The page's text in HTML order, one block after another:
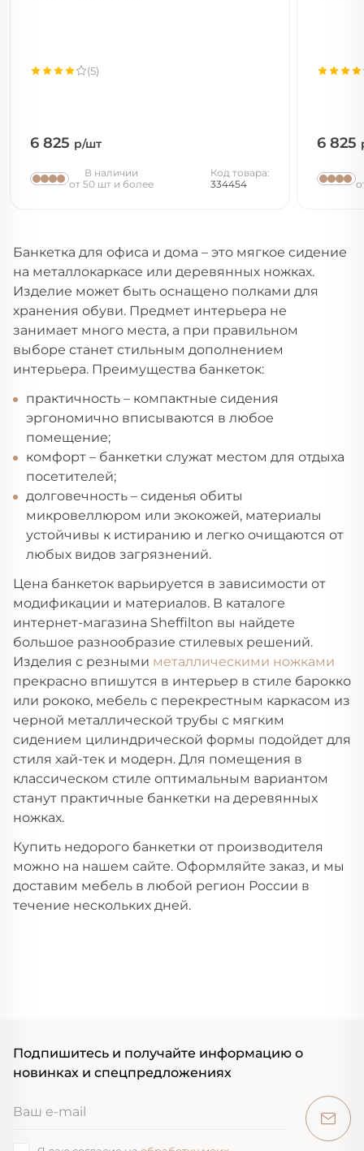
6 825 р/шт
(5)
В наличии
от 50 шт и более
Код товара:
334454
6 825
Банкетка для офиса и дома – это мягкое сидение
на металлокаркасе или деревянных ножках.
Изделие может быть оснащено полками для
хранения обуви. Предмет интерьера не
занимает много места, а при правильном
выборе станет стильным дополнением
интерьера. Преимущества банкеток:
практичность – компактные сидения
эргономично вписываются в любое
помещение;
комфорт – банкетки служат местом для отдыха
посетителей;
долговечность – сиденья обиты
микровеллюром или экокожей, материалы
устойчивы к истиранию и легко очищаются от
любых видов загрязнений.
Цена банкеток варьируется в зависимости от
модификации и материалов. В каталоге
интернет-магазина Sheffilton вы найдете
большое разнообразие стилевых решений.
Изделия с резными металлическими ножками
прекрасно впишутся в интерьер в стиле барокко
или рококо, мебель с перекрестным каркасом из
черной металлической трубы с мягким
сидением цилиндрической формы подойдет для
стиля хай-тек и модерн. Для помещения в
классическом стиле оптимальным вариантом
станут практичные банкетки на деревянных
ножках.
Купить недорого банкетки от производителя
можно на нашем сайте. Оформляйте заказ, и мы
доставим мебель в любой регион России в
течение нескольких дней.
Подпишитесь и получайте информацию о
новинках и спецпредложениях